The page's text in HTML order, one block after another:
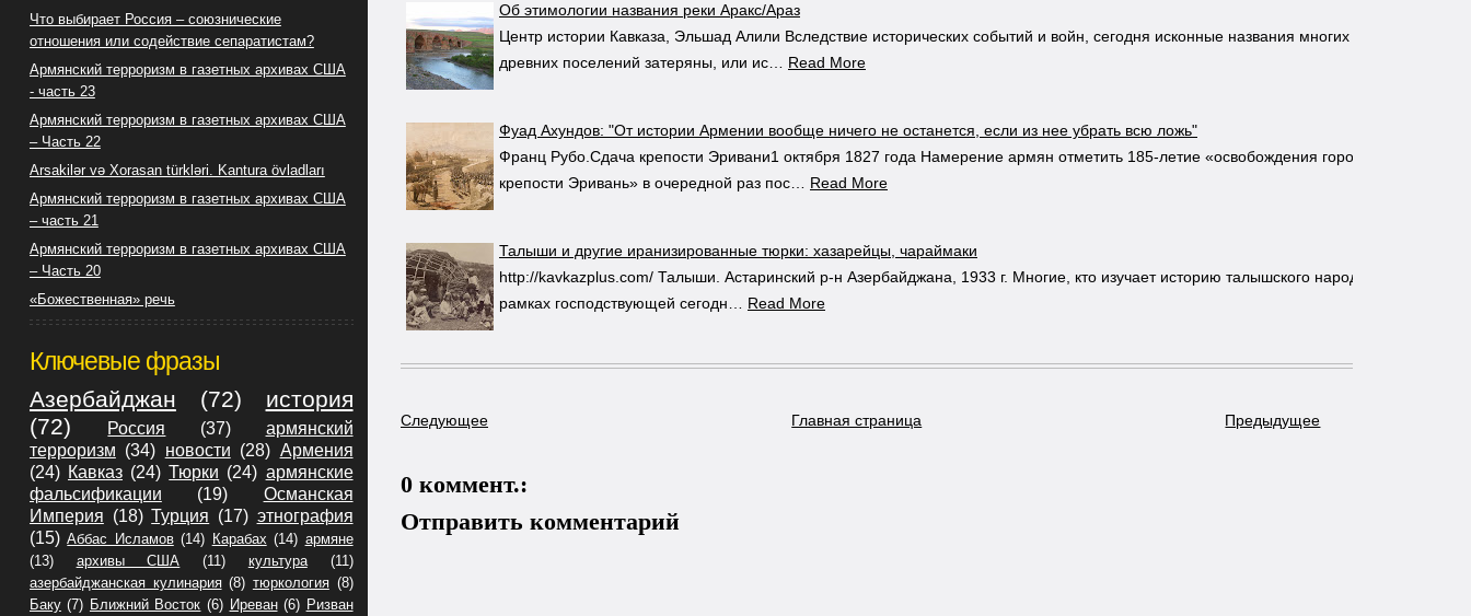
Об этимологии названия реки Аракс/Араз
Центр истории Кавказа, Эльшад Алили Вследствие исторических событий и войн, сегодня исконные названия многих
древних поселений затеряны, или ис…
Read More
Фуад Ахундов: "От истории Армении вообще ничего не останется, если из нее убрать всю ложь"
Франц Рубо.Сдача крепости Эривани1 октября 1827 года Намерение армян отметить 185-летие «освобождения города-
крепости Эривань» в очередной раз пос…
Read More
Талыши и другие иранизированные тюрки: хазарейцы, чараймаки
http://kavkazplus.com/ Талыши. Астаринский р-н Азербайджана, 1933 г. Многие, кто изучает историю талышского народа в
рамках господствующей сегодн…
Read More
Следующее Предыдущее
Главная страница
0 коммент.:
Отправить комментарий
Что выбирает Россия – союзнические
отношения или содействие сепаратистам?
Армянский терроризм в газетных архивах США
- часть 23
Армянский терроризм в газетных архивах США
– Часть 22
Arsakilər və Xorasan türkləri. Kantura övladları
Армянский терроризм в газетных архивах США
– часть 21
Армянский терроризм в газетных архивах США
– Часть 20
«Божественная» речь
Ключевые фразы
Азербайджан (72)
история
(72)
Россия (37)
армянский
терроризм (34) новости (28) Армения
(24) Кавказ (24) Тюрки (24) армянские
фальсификации
(19)
Османская
Империя (18) Турция (17) этнография
(15) Аббас Исламов (14) Карабах (14) армяне
(13)
архивы США (11) культура
(11)
азербайджанская кулинария (8) тюркология (8)
Баку (7) Ближний Восток (6) Иреван (6) Ризван